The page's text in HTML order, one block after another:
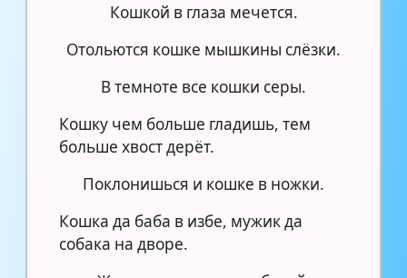
Кошкой в глаза мечется.
Отольются кошке мышкины слёзки.
В темноте все кошки серы.
Кошку чем больше гладишь, тем
больше хвост дерёт.
Поклонишься и кошке в ножки.
Кошка да баба в избе, мужик да
собака на дворе.